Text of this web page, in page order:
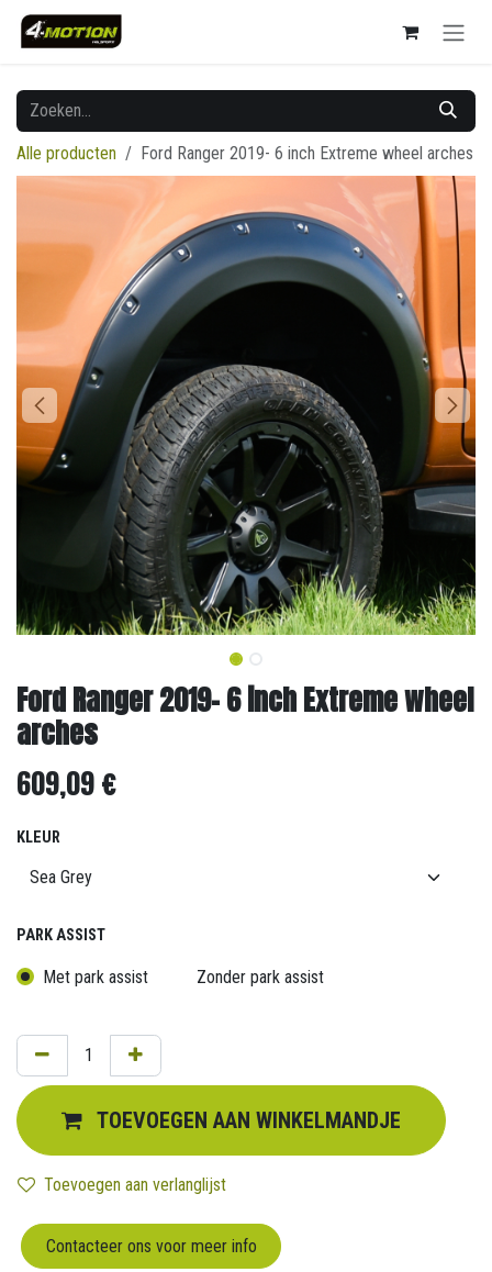
Overslaan naar inhoud
Alle producten Ford Ranger 2019- 6 inch Extreme wheel arches
Ford Ranger 2019- 6 inch Extreme wheel
arches
609,09€
KLEUR
PARK ASSIST
Met park assist Zonder park assist
TOEVOEGEN AAN WINKELMANDJE
Toevoegen aan verlanglijst
Contacteer ons voor meer info